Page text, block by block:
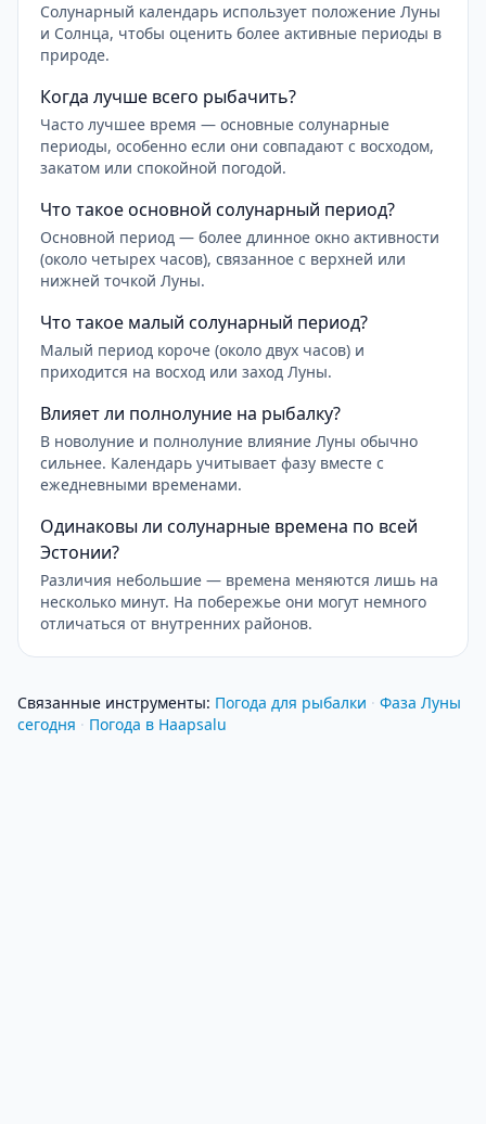
Солунарный календарь использует положение Луны
и Солнца, чтобы оценить более активные периоды в
природе.
Когда лучше всего рыбачить?
Часто лучшее время — основные солунарные
периоды, особенно если они совпадают с восходом,
закатом или спокойной погодой.
Что такое основной солунарный период?
Основной период — более длинное окно активности
(около четырех часов), связанное с верхней или
нижней точкой Луны.
Что такое малый солунарный период?
Малый период короче (около двух часов) и
приходится на восход или заход Луны.
Влияет ли полнолуние на рыбалку?
В новолуние и полнолуние влияние Луны обычно
сильнее. Календарь учитывает фазу вместе с
ежедневными временами.
Одинаковы ли солунарные времена по всей
Эстонии?
Различия небольшие — времена меняются лишь на
несколько минут. На побережье они могут немного
отличаться от внутренних районов.
Связанные инструменты: Погода для рыбалки · Фаза Луны
сегодня · Погода в Haapsalu